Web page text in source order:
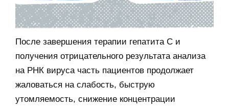
После завершения терапии гепатита С и
получения отрицательного результата анализа
на РНК вируса часть пациентов продолжает
жаловаться на слабость, быструю
утомляемость, снижение концентрации